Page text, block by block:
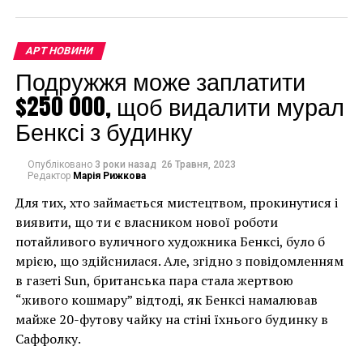
его законного места,
но также написала на
нем», – говорится в
записке, прилагаемой к
предмету.
– «Это была огромная
ошибка с моей
стороны, и только
теперь, повзрослев, я
начала понимать,
насколько это было
бездумно и
АРТ НОВИНИ
Подружжя може заплатити
$250 000, щоб видалити мурал
Бенксі з будинку
Опубліковано 3 роки назад 26 Травня, 2023
Редактор Марія Рижкова
Для тих, хто займається мистецтвом, прокинутися і
виявити, що ти є власником нової роботи
потайливого вуличного художника Бенксі, було б
мрією, що здійснилася. Але, згідно з повідомленням
в газеті Sun, британська пара стала жертвою
“живого кошмару” відтоді, як Бенксі намалював
майже 20-футову чайку на стіні їхнього будинку в
Саффолку.